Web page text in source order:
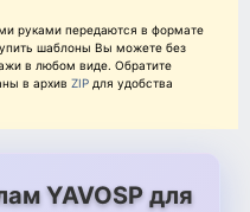
руками передаются в формате
шаблоны Вы можете без
в любом виде. Обратите
в архив ZIP для удобства
YAVOSP для